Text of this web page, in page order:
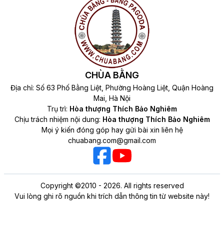
CHÙA BẰNG
Địa chỉ: Số 63 Phố Bằng Liệt, Phường Hoàng Liệt, Quận Hoàng
Mai, Hà Nội
Trụ trì: Hòa thượng Thích Bảo Nghiêm
Chịu trách nhiệm nội dung: Hòa thượng Thích Bảo Nghiêm
Mọi ý kiến đóng góp hay gửi bài xin liên hệ
chuabang.com@gmail.com
Copyright ©2010 - 2026. All rights reserved
Vui lòng ghi rõ nguồn khi trích dẫn thông tin từ website này!